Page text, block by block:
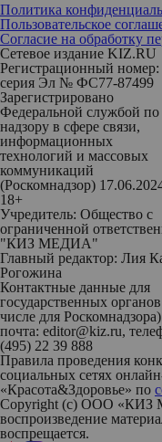
Политика
Пользовательское
Согласие на обработку
Сетевое издание KIZ.RU
Регистрационный номер:
серия Эл № ФС77-87499
Зарегистрировано
Федеральной службой по
надзору в сфере связи,
информационных
технологий и массовых
коммуникаций
(Роскомнадзор)
18+
Учредитель: Общество с
ограниченной
"КИЗ МЕДИА"
Главный редактор: Лия
Рогожина
Контактные данные для
государственных
числе для
почта: editor@kiz.ru,
(495) 22 39 888
Правила проведения
социальных сетях
«Красота&Здоровье» по
Copyright (с) ООО «КИЗ
воспроизведение
воспрещается.